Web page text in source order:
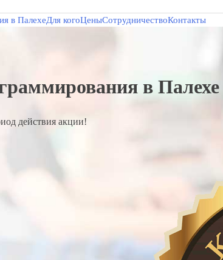
в ПалехеДля когоЦеныСотрудничествоКонтакты
в Палехе
действия акции!